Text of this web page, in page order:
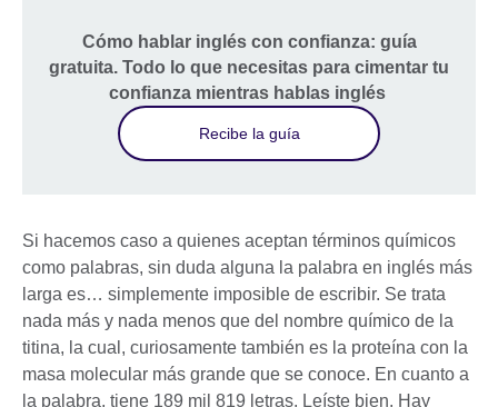
Cómo hablar inglés con confianza: guía
gratuita. Todo lo que necesitas para cimentar tu
confianza mientras hablas inglés
Recibe la guía
Si hacemos caso a quienes aceptan términos químicos
como palabras, sin duda alguna la palabra en inglés más
larga es… simplemente imposible de escribir. Se trata
nada más y nada menos que del nombre químico de la
titina, la cual, curiosamente también es la proteína con la
masa molecular más grande que se conoce. En cuanto a
la palabra, tiene 189 mil 819 letras. Leíste bien. Hay